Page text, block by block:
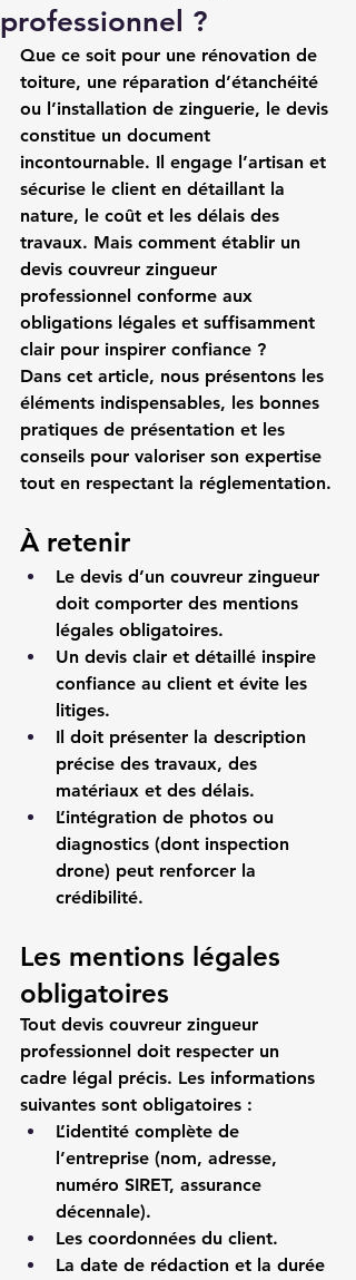
professionnel ?
Que ce soit pour une rénovation de
toiture, une réparation d’étanchéité
ou l’installation de zinguerie, le devis
constitue un document
incontournable. Il engage l’artisan et
sécurise le client en détaillant la
nature, le coût et les délais des
travaux. Mais comment établir un
devis couvreur zingueur
professionnel conforme aux
obligations légales et suffisamment
clair pour inspirer confiance ?
Dans cet article, nous présentons les
éléments indispensables, les bonnes
pratiques de présentation et les
conseils pour valoriser son expertise
tout en respectant la réglementation.
À retenir
Le devis d’un couvreur zingueur
doit comporter des mentions
légales obligatoires.
Un devis clair et détaillé inspire
confiance au client et évite les
litiges.
Il doit présenter la description
précise des travaux, des
matériaux et des délais.
L’intégration de photos ou
diagnostics (dont inspection
drone) peut renforcer la
crédibilité.
Les mentions légales
obligatoires
Tout devis couvreur zingueur
professionnel doit respecter un
cadre légal précis. Les informations
suivantes sont obligatoires :
L’identité complète de
l’entreprise (nom, adresse,
numéro SIRET, assurance
décennale).
Les coordonnées du client.
La date de rédaction et la durée